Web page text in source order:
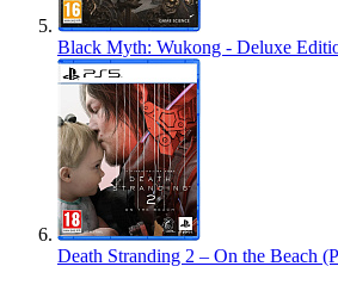
Black Myth: Wukong - Deluxe
Death Stranding 2 – On the Beach